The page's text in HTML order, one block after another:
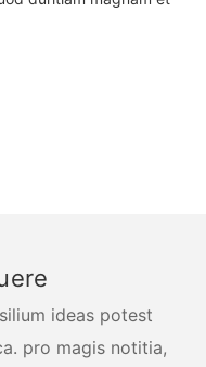
ideas potest
pro magis notitia,